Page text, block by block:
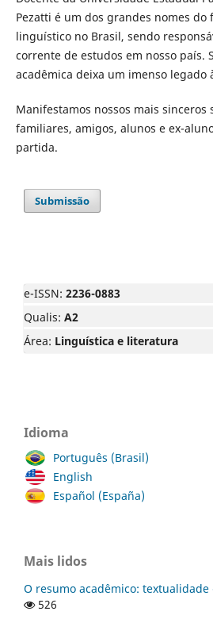
Pezatti é um dos grandes nomes do
linguístico no Brasil, sendo
corrente de estudos em nosso país.
acadêmica deixa um imenso
Manifestamos nossos mais sinceros
familiares, amigos, alunos e ex-
partida.
Submissão
e-ISSN: 2236-0883
Qualis: A2
Área: Linguística e literatura
Idioma
Português (Brasil)
English
Español (España)
Mais lidos
O resumo acadêmico: textualidade
526